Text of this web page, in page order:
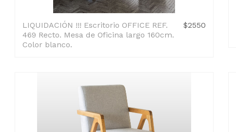
LIQUIDACIÓN !!! Escritorio OFFICE REF.
469 Recto. Mesa de Oficina largo 160cm.
Color blanco.
$2550